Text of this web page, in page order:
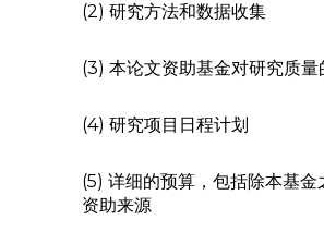
(2) 研究方法和数据收集
(3) 本论文资助基金对研究质量
(4) 研究项目日程计划
(5) 详细的预算，包括除本基金
资助来源